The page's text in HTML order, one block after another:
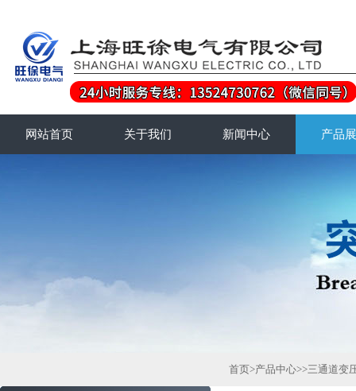
网站首页 关于我们 新闻中心 产品
首页>产品中心>>三通道变